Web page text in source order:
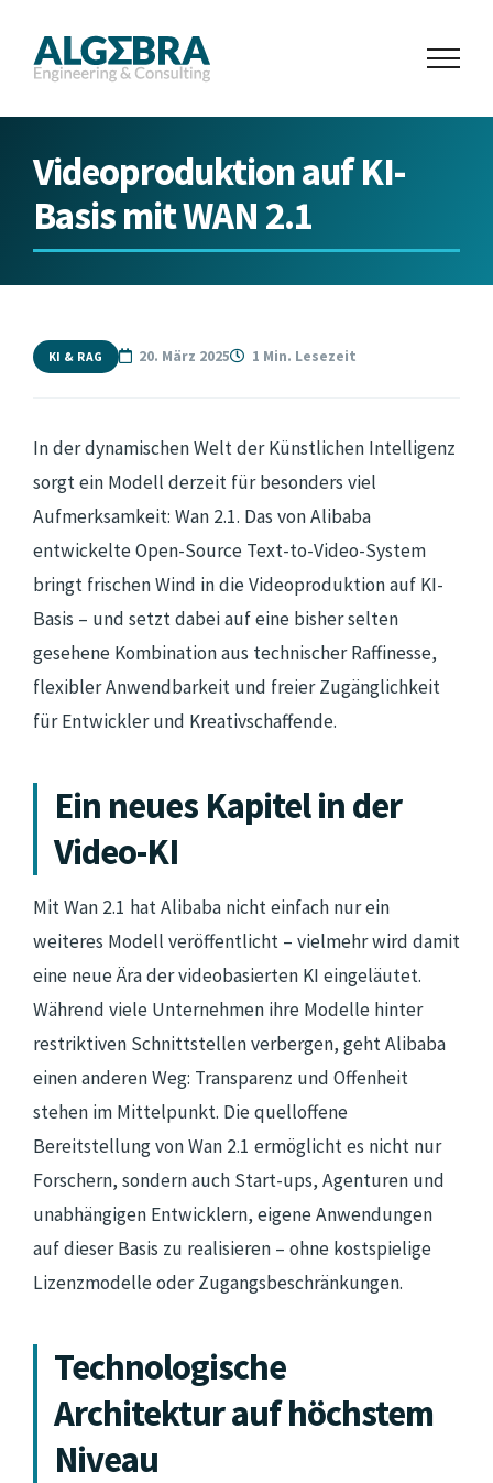
Inhalt
springen
Videoproduktion auf KI-
Basis mit WAN 2.1
KI & RAG 20. März 2025 1 Min. Lesezeit
In der dynamischen Welt der Künstlichen Intelligenz
sorgt ein Modell derzeit für besonders viel
Aufmerksamkeit: Wan 2.1. Das von Alibaba
entwickelte Open-Source Text-to-Video-System
bringt frischen Wind in die Videoproduktion auf KI-
Basis – und setzt dabei auf eine bisher selten
gesehene Kombination aus technischer Raffinesse,
flexibler Anwendbarkeit und freier Zugänglichkeit
für Entwickler und Kreativschaffende.
Ein neues Kapitel in der
Video-KI
Mit Wan 2.1 hat Alibaba nicht einfach nur ein
weiteres Modell veröffentlicht – vielmehr wird damit
eine neue Ära der videobasierten KI eingeläutet.
Während viele Unternehmen ihre Modelle hinter
restriktiven Schnittstellen verbergen, geht Alibaba
einen anderen Weg: Transparenz und Offenheit
stehen im Mittelpunkt. Die quelloffene
Bereitstellung von Wan 2.1 ermöglicht es nicht nur
Forschern, sondern auch Start-ups, Agenturen und
unabhängigen Entwicklern, eigene Anwendungen
auf dieser Basis zu realisieren – ohne kostspielige
Lizenzmodelle oder Zugangsbeschränkungen.
Technologische
Architektur auf höchstem
Niveau